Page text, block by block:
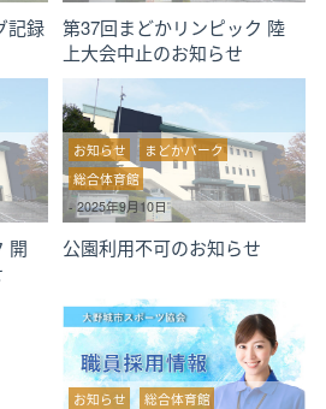
記録
第37回まどかリンピック 陸
上大会中止のお知らせ
開
お知らせ
まどかパーク
総合体育館
-2025年9月10日
公園利用不可のお知らせ
お知らせ
総合体育館